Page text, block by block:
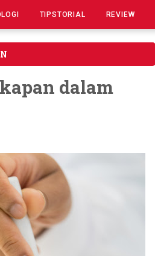
TIPSTORIAL REVIEW
dalam